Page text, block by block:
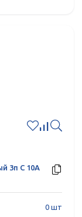
3п C 10А
0 шт